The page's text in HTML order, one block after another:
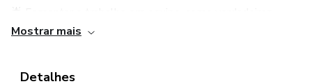
🌟 Fomentar o trabalho em equipe, como verdadeiros
astronautas em uma missão.
Mostrar mais
Detalhes